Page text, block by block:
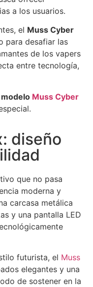
a los usuarios.
el Muss Cyber
para desafiar las
de los vapers
entre tecnología,
Muss Cyber
diseño
que no pasa
moderna y
carcasa metálica
y una pantalla LED
futurista, el Muss
elegantes y una
de sostener en la